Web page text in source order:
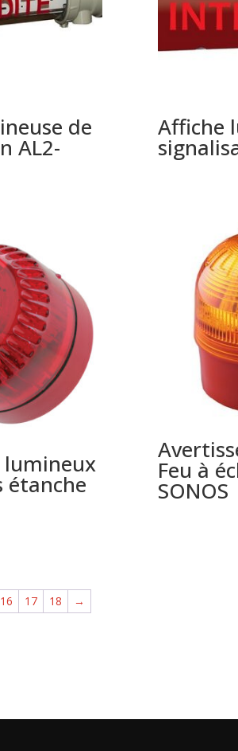
de
AL2-
Affiche
étanche
Feu à
SONOS
16 17 18 →